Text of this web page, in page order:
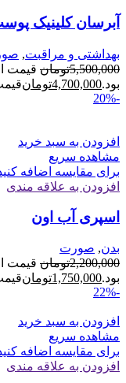
آبرسان کلینیک
بهداشتی و مراقبت,
5,500,000تومان
بود.4,700,000تومانقیمت
-20%
افزودن به سبد خرید
مشاهده سریع
برای مقایسه اضافه
افزودن به علاقه مندی
اسپری آب اون
بدن, صورت
2,200,000تومان
بود.1,750,000تومانقیمت
-22%
افزودن به سبد خرید
مشاهده سریع
برای مقایسه اضافه
افزودن به علاقه مندی